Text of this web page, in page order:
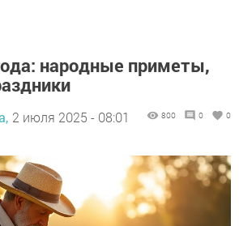
народные приметы,
2 июля 2025 - 08:01 800 0 0